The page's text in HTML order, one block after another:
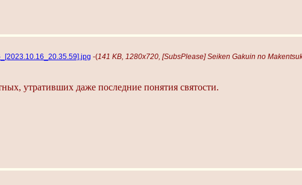
-(141 KB, 1280x720, [SubsPlease] Seiken Gakuin no
утративших даже последние понятия святости.